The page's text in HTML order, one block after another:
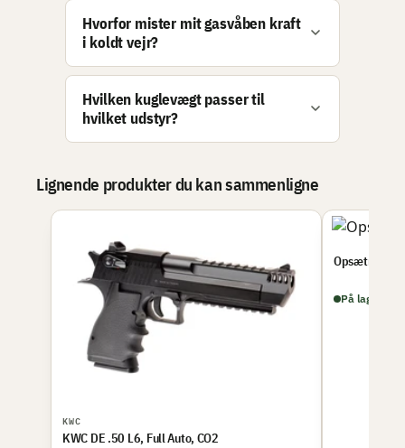
Hvorfor mister mit gasvåben kraft
i koldt vejr?
Hvilken kuglevægt passer til
hvilket udstyr?
Lignende produkter du kan sammenligne
KWC
KWC DE .50 L6, Full Auto, CO2
Opsætning af
På lager